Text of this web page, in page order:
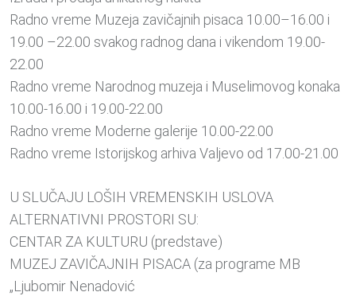
Radno vreme Muzeja zavičajnih pisaca 10.00–16.00 i
19.00 –22.00 svakog radnog dana i vikendom 19.00-
22.00
Radno vreme Narodnog muzeja i Muselimovog konaka
10.00-16.00 i 19.00-22.00
Radno vreme Moderne galerije 10.00-22.00
Radno vreme Istorijskog arhiva Valjevo od 17.00-21.00
U SLUČAJU LOŠIH VREMENSKIH USLOVA
ALTERNATIVNI PROSTORI SU:
CENTAR ZA KULTURU (predstave)
MUZEJ ZAVIČAJNIH PISACA (za programe MB
„Ljubomir Nenadović